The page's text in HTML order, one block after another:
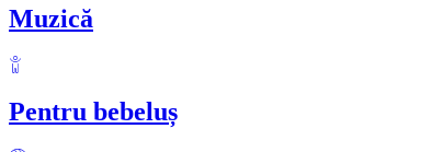
Muzică
Pentru bebeluș